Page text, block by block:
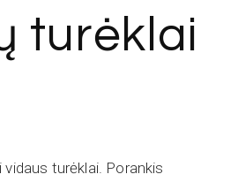
turėklai
turėklai. Porankis